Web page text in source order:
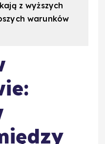
z wyższych
warunków